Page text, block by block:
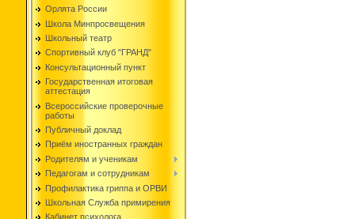
Орлята России
Школа Минпросвещения
Школьный театр
Спортивный клуб "ГРАНД"
Консультационный пункт
Государственная итоговая
аттестация
Всероссийские проверочные
работы
Публичный доклад
Приём иностранных граждан
Родителям и ученикам
Педагогам и сотрудникам
Профилактика гриппа и ОРВИ
Школьная Служба примирения
Кабинет психолога